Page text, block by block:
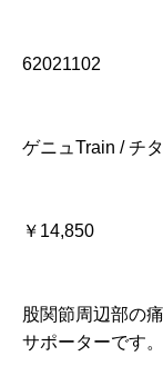
62021102
ゲニュTrain / チ
￥14,850
股関節周辺部の
サポーターです。